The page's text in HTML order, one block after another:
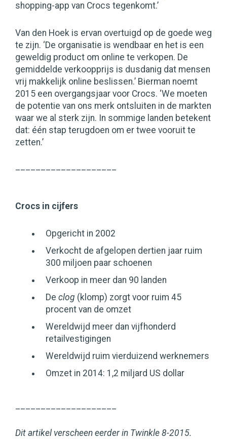
shopping-app van Crocs tegenkomt.’
Van den Hoek is ervan overtuigd op de goede weg
te zijn. ‘De organisatie is wendbaar en het is een
geweldig product om online te verkopen. De
gemiddelde verkoopprijs is dusdanig dat mensen
vrij makkelijk online beslissen.’ Bierman noemt
2015 een overgangsjaar voor Crocs. ‘We moeten
de potentie van ons merk ontsluiten in de markten
waar we al sterk zijn. In sommige landen betekent
dat: één stap terugdoen om er twee vooruit te
zetten.’
Crocs in cijfers
Opgericht in 2002
Verkocht de afgelopen dertien jaar ruim
300 miljoen paar schoenen
Verkoop in meer dan 90 landen
De clog (klomp) zorgt voor ruim 45
procent van de omzet
Wereldwijd meer dan vijfhonderd
retailvestigingen
Wereldwijd ruim vierduizend werknemers
Omzet in 2014: 1,2 miljard US dollar
Dit artikel verscheen eerder in Twinkle 8-2015.